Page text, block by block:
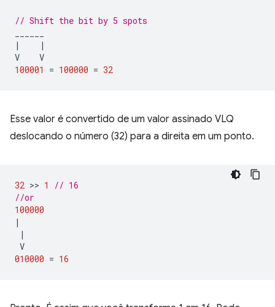
// Shift the bit by 5 spots
|
|
V
V
100001
= 100000 = 32
Esse valor é convertido de um valor assinado VLQ
deslocando o número (32) para a direita em um ponto.
32 >> 1
// 16
//or
100000
|
|
V
010000 = 16